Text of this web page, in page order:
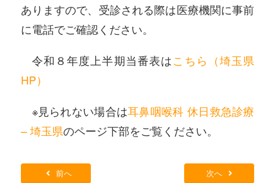
ありますので、受診される際は医療機関に事前
に電話でご確認ください。
令和８年度上半期当番表はこちら（埼玉県
HP）
※見られない場合は耳鼻咽喉科 休日救急診療
– 埼玉県のページ下部をご覧ください。
前へ 次へ